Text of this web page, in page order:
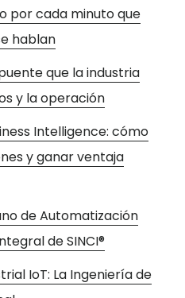
por cada minuto que
hablan
que la industria
y la operación
Intelligence: cómo
y ganar ventaja
de Automatización
de SINCI®
IoT: La Ingeniería de